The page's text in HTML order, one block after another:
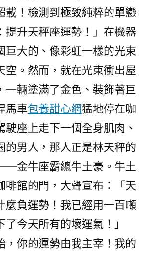
載！檢測到極致純粹的單戀
提升天秤座運勢！」在機器
巨大的、像彩虹一樣的光束
空。然而，就在光束衝出屋
一輛塗滿了金色、裝飾著巨
馬車包養甜心網猛地停在咖
駛座上走下一個全身肌肉、
的男人，那人正是林天秤的
金牛座霸總牛土豪。牛土
啡館的門，大聲宣布：「天
麼負運勢！我已經用一百噸
了今天所有的壞運氣！」
，你的運勢由我主宰！我的